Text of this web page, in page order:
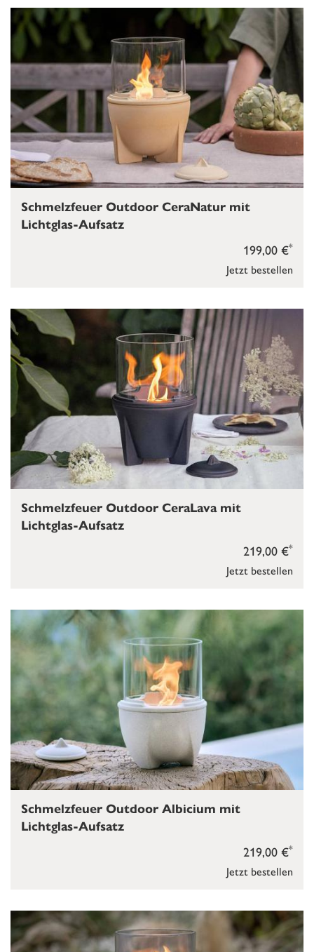
Jetzt bestellen
199,00 €*
Schmelzfeuer Outdoor CeraNatur mit
Lichtglas-Aufsatz
Jetzt bestellen
219,00 €*
Schmelzfeuer Outdoor CeraLava mit
Lichtglas-Aufsatz
Jetzt bestellen
219,00 €*
Schmelzfeuer Outdoor Albicium mit
Lichtglas-Aufsatz